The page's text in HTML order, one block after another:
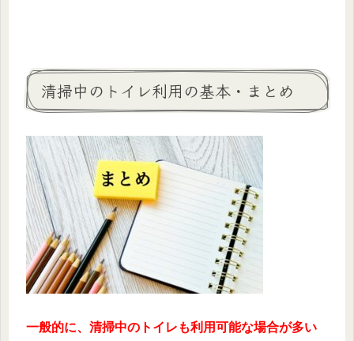
清掃中のトイレ利用の基本・まとめ
一般的に、清掃中のトイレも利用可能な場合が多い